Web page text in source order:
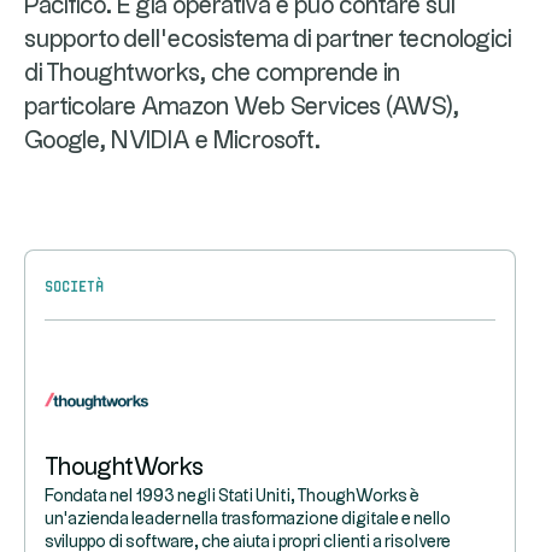
Pacifico. È già operativa e può contare sul
supporto dell’ecosistema di partner tecnologici
di Thoughtworks, che comprende in
particolare Amazon Web Services (AWS),
Google, NVIDIA e Microsoft.
Società
ThoughtWorks
Fondata nel 1993 negli Stati Uniti, ThoughWorks è
un'azienda leader nella trasformazione digitale e nello
sviluppo di software, che aiuta i propri clienti a risolvere